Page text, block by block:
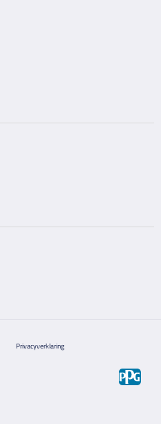
Privacyverklaring